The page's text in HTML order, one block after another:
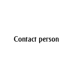
Contact person